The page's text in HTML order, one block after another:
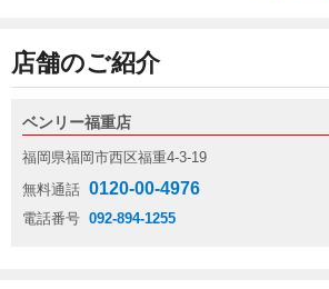
店舗のご紹介
ベンリー福重店
福岡県福岡市西区福重4-3-19
無料通話 0120-00-4976
電話番号 092-894-1255